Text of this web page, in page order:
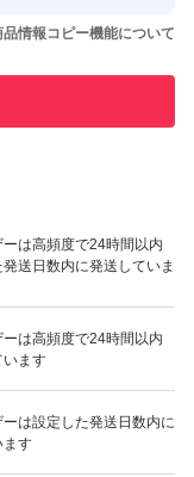
せた実績があります
があります
ーは高頻度で24時間以内
発送日数内に発送していま
ーは高頻度で24時間以内
います
ーは設定した発送日数内に
ます
品情報コピー機能について
いいね！
1,135